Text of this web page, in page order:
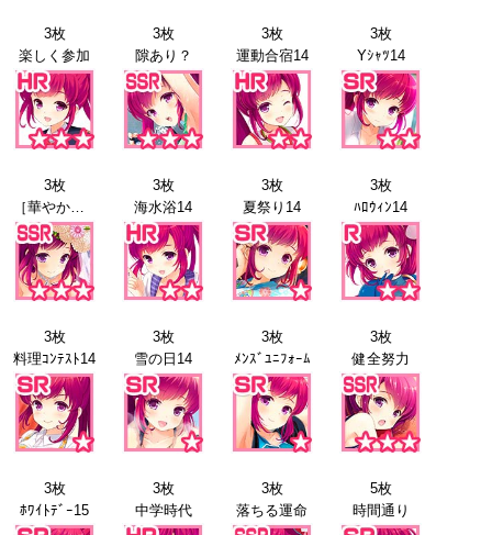
3枚
楽しく参加
3枚
隙あり？
3枚
運動合宿14
3枚
Yｼｬﾂ14
3枚
［華やかな姿］浅見景
3枚
海水浴14
3枚
夏祭り14
3枚
ﾊﾛｳｨﾝ14
3枚
料理ｺﾝﾃｽﾄ14
3枚
雪の日14
3枚
ﾒﾝｽﾞﾕﾆﾌｫｰﾑ
3枚
健全努力
3枚
ﾎﾜｲﾄﾃﾞｰ15
3枚
中学時代
3枚
落ちる運命
5枚
時間通り